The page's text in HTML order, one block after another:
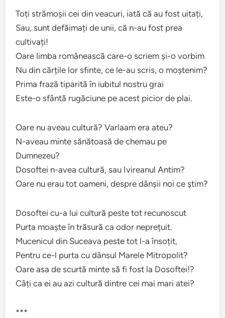
Toți strămoșii cei din veacuri, iată că au fost uitați,
Sau, sunt defăimați de unii, că n-au fost prea
cultivați!
Oare limba românească care-o scriem și-o vorbim
Nu din cărțile lor sfinte, ce le-au scris, o moștenim?
Prima frază tiparită în iubitul nostru grai
Este-o sfântă rugăciune pe acest picior de plai.
Oare nu aveau cultură? Varlaam era ateu?
N-aveau minte sănătoasă de chemau pe
Dumnezeu?
Dosoftei n-avea cultură, sau Ivireanul Antim?
Oare nu erau tot oameni, despre dânșii noi ce știm?
Dosoftei cu-a lui cultură peste tot recunoscut
Purta moaște în trăsură ca odor neprețuit.
Mucenicul din Suceava peste tot l-a însoțit,
Pentru ce-l purta cu dânsul Marele Mitropolit?
Oare asa de scurtă minte să fi fost la Dosoftei!?
Câți ca ei au azi cultură dintre cei mai mari atei?
***